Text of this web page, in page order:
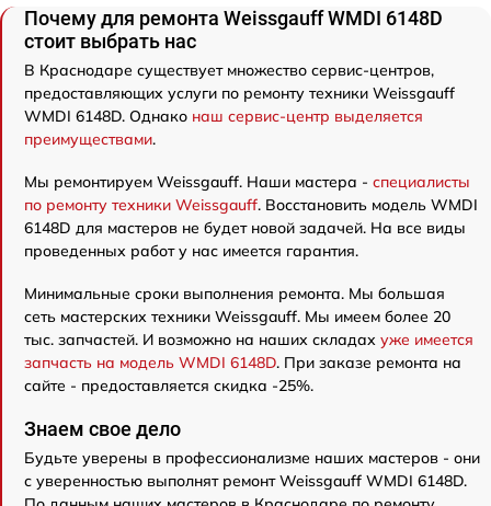
Почему для ремонта Weissgauff WMDI 6148D
стоит выбрать нас
В Краснодаре существует множество сервис-центров,
предоставляющих услуги по ремонту техники Weissgauff
WMDI 6148D. Однако наш сервис-центр выделяется
преимуществами.
Мы ремонтируем Weissgauff. Наши мастера - специалисты
по ремонту техники Weissgauff. Восстановить модель WMDI
6148D для мастеров не будет новой задачей. На все виды
проведенных работ у нас имеется гарантия.
Минимальные сроки выполнения ремонта. Мы большая
сеть мастерских техники Weissgauff. Мы имеем более 20
тыс. запчастей. И возможно на наших складах уже имеется
запчасть на модель WMDI 6148D. При заказе ремонта на
сайте - предоставляется скидка -25%.
Знаем свое дело
Будьте уверены в профессионализме наших мастеров - они
с уверенностью выполнят ремонт Weissgauff WMDI 6148D.